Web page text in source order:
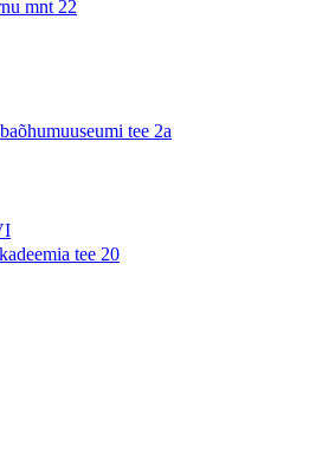
mnt 22
tee 2a
tee 20